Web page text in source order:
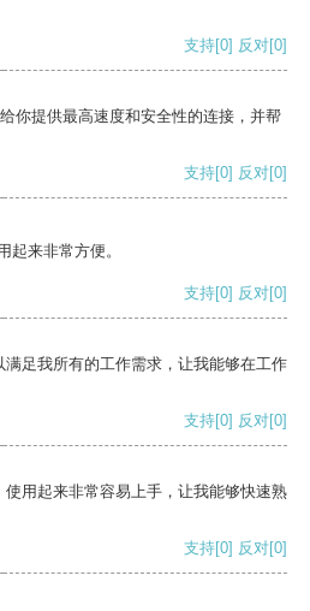
支持[0] 反对[0]
你提供最高速度和安全性的连接，并帮
支持[0] 反对[0]
起来非常方便。
支持[0] 反对[0]
足我所有的工作需求，让我能够在工作
支持[0] 反对[0]
用起来非常容易上手，让我能够快速熟
支持[0] 反对[0]